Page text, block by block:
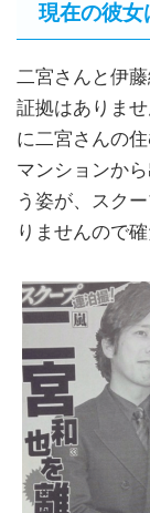
現在の彼女
二宮さんと伊
証拠はありま
に二宮さんの
マンションか
う姿が、スク
りませんので